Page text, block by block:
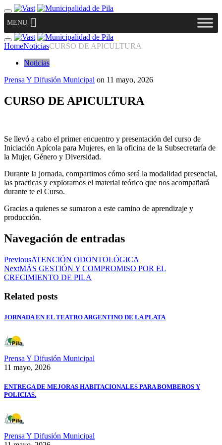
MENU
HomeNoticiasCURSO DE APICULTURA
Noticias
Prensa Y Difusión Municipal on 11 mayo, 2026
CURSO DE APICULTURA
Se llevó a cabo el primer encuentro y presentación del curso de
Iniciación Apícola para Mujeres, en la oficina de la Subsecretaría de
la Mujer, Género y Diversidad.
Durante la jornada, compartimos cómo será la modalidad presencial,
las practicas y exploramos el material teórico que nos acompañará
durante te el Curso.
Gracias a quienes se sumaron a este camino de aprendizaje y
producción.
Navegación de entradas
PreviousATENCIÓN ODONTOLÓGICA
NextMÁS GESTIÓN Y COMPROMISO POR EL
CRECIMIENTO DE PILA
Related posts
JORNADA EN EL TEATRO ARGENTINO DE LA PLATA
Prensa Y Difusión Municipal
11 mayo, 2026
ENTREGA DE MEJORAS HABITACIONALES PARA BOMBEROS Y
POLICIAS.
Prensa Y Difusión Municipal